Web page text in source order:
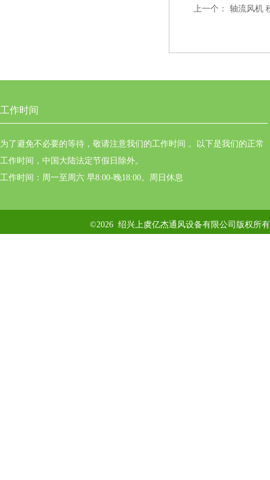
上一个： 轴流风机
工作时间
为了避免不必要的等待，敬请注意我们的工作时间 。以下是我们的正常
工作时间，中国大陆法定节假日除外。
工作时间：周一至周六 早8:00-晚18:00。周日休息
©2026 绍兴上虞亿杰通风设备有限公司版权所有